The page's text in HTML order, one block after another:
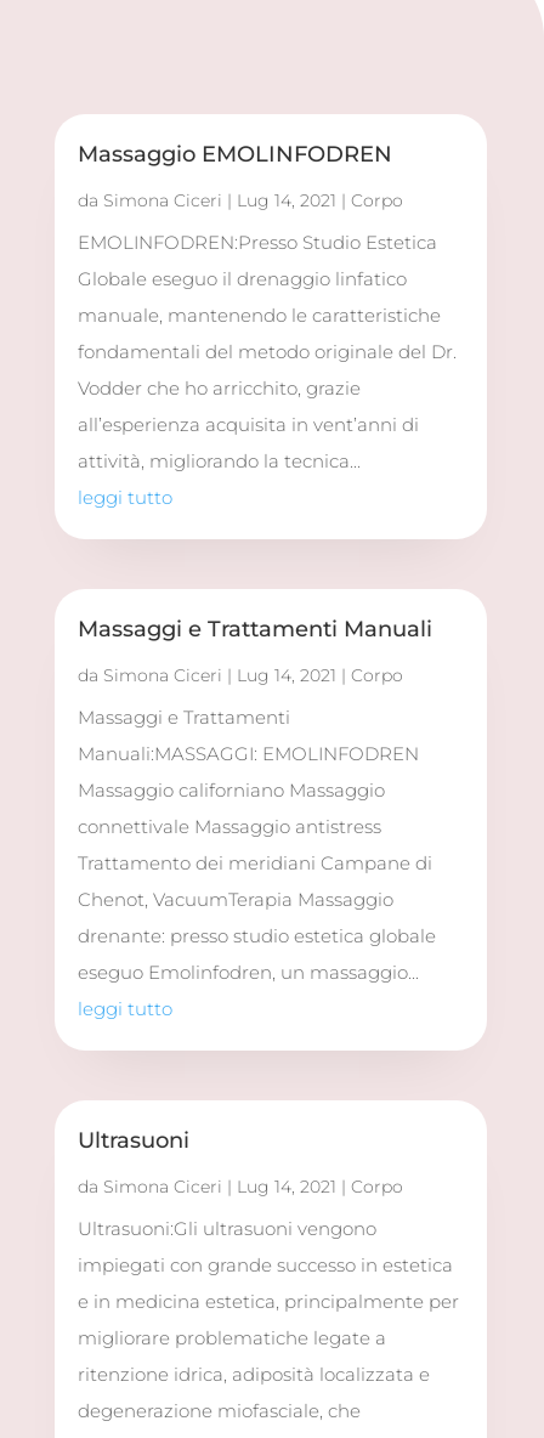
Massaggio EMOLINFODREN
da Simona Ciceri | Lug 14, 2021 | Corpo
EMOLINFODREN:Presso Studio Estetica
Globale eseguo il drenaggio linfatico
manuale, mantenendo le caratteristiche
fondamentali del metodo originale del Dr.
Vodder che ho arricchito, grazie
all’esperienza acquisita in vent’anni di
attività, migliorando la tecnica...
leggi tutto
Massaggi e Trattamenti Manuali
da Simona Ciceri | Lug 14, 2021 | Corpo
Massaggi e Trattamenti
Manuali:MASSAGGI: EMOLINFODREN
Massaggio californiano Massaggio
connettivale Massaggio antistress
Trattamento dei meridiani Campane di
Chenot, VacuumTerapia Massaggio
drenante: presso studio estetica globale
eseguo Emolinfodren, un massaggio...
leggi tutto
Ultrasuoni
da Simona Ciceri | Lug 14, 2021 | Corpo
Ultrasuoni:Gli ultrasuoni vengono
impiegati con grande successo in estetica
e in medicina estetica, principalmente per
migliorare problematiche legate a
ritenzione idrica, adiposità localizzata e
degenerazione miofasciale, che